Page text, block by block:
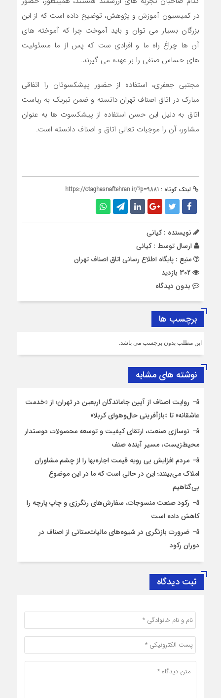
در کمیسیون آموزش و پژوهش، توضیح داده است که از این
بزرگان بسیار می توان و باید آموخت چرا که آموخته های
آن ها چراغ راه ما و افرادی ست که پس از ما مسئولیت
های حساس صنفی را بر عهده می گیرند.
مجتبی جعفری، استفاده از حضور پیشکسوتان را اتفاقی
مبارک در اتاق اصناف تهران دانسته و ضمن تبریک به ریاست
اتاق به دلیل این حسن استفاده از پیشکسوت ها به عنوان
مشاور، آن را موجبات تعالی اتاق و اصناف دانسته است.
لینک کوتاه : https://otaghasnaftehran.ir/?p=9881
نویسنده : کیانی
ارسال توسط :کیانی
منبع : پایگاه اطلاع رسانی اتاق اصناف تهران
بدون دیدگاه
برچسب ها
این مطلب بدون برچسب می باشد.
نوشته های مشابه
روایت اصناف از آیین جاماندگان اربعین در تهران؛ از «خدمت
عاشقانه» تا «بازآفرینی حال‌وهوای کربلا»
نوسازی صنعت، ارتقای کیفیت و توسعه محصولات دوستدار
محیط‌زیست، مسیر آینده صنف
مردم افزایش بی رویه قیمت اجاره‌بها را از چشم مشاوران
املاک می‌بینند؛ این در حالی است که ما در این موضوع
بی‌گناهیم
رکود صنعت منسوجات، سفارش‌های رنگرزی و چاپ پارچه را
کاهش داده است
ضرورت بازنگری در شیوه‌های مالیات‌ستانی از اصناف در
دوران رکود
ثبت دیدگاه